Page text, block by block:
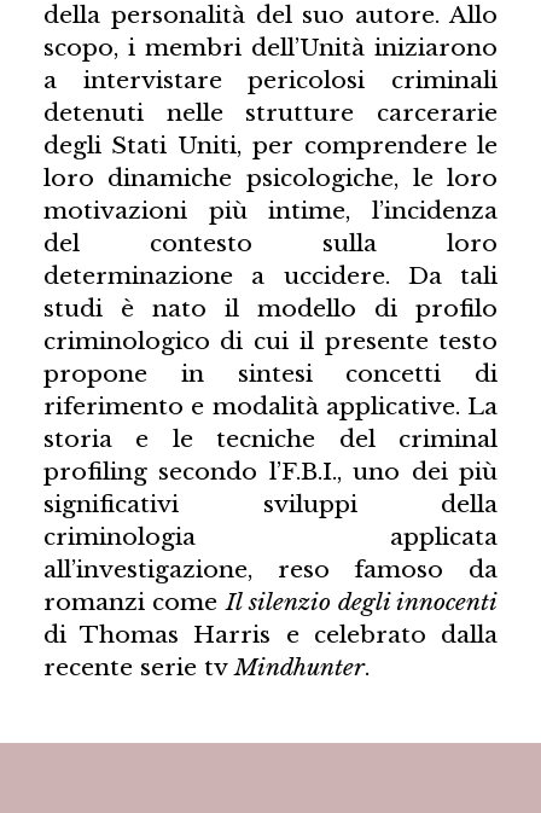
della personalità del suo autore. Allo
scopo, i membri dell’Unità iniziarono
a intervistare pericolosi criminali
detenuti nelle strutture carcerarie
degli Stati Uniti, per comprendere le
loro dinamiche psicologiche, le loro
motivazioni più intime, l’incidenza
del contesto sulla loro
determinazione a uccidere. Da tali
studi è nato il modello di profilo
criminologico di cui il presente testo
propone in sintesi concetti di
riferimento e modalità applicative. La
storia e le tecniche del criminal
profiling secondo l’F.B.I., uno dei più
significativi sviluppi della
criminologia applicata
all’investigazione, reso famoso da
romanzi comeIl silenzio degli innocenti
di Thomas Harris e celebrato dalla
recente serie tvMindhunter.